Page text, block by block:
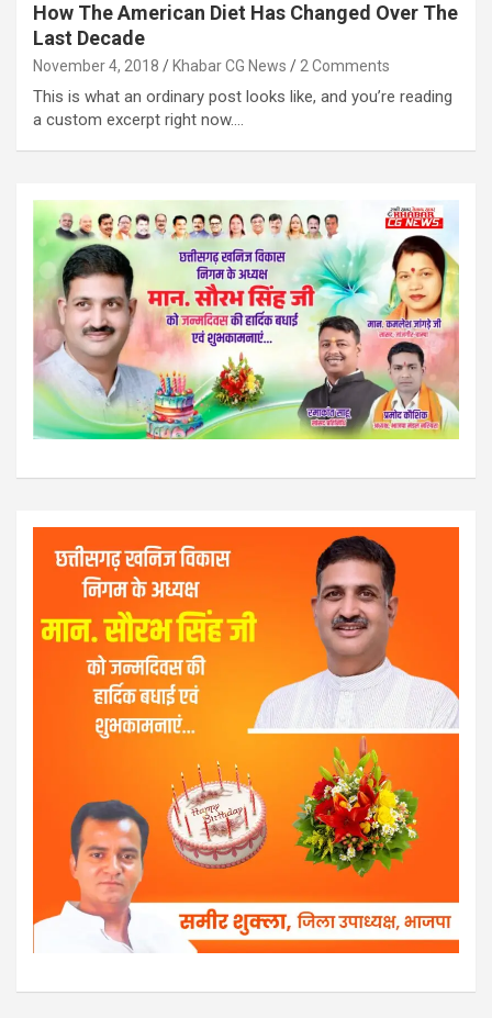
How The American Diet Has Changed Over The
Last Decade
November 4, 2018 Khabar CG News 2 Comments
This is what an ordinary post looks like, and you’re reading
a custom excerpt right now.…